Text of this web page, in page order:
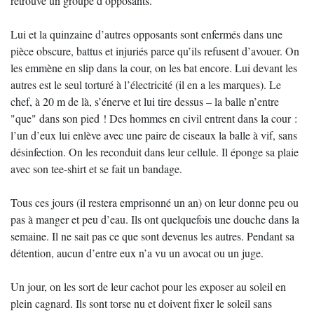
Lui et la quinzaine d’autres opposants sont enfermés dans une
pièce obscure, battus et injuriés parce qu’ils refusent d’avouer. On
les emmène en slip dans la cour, on les bat encore. Lui devant les
autres est le seul torturé à l’électricité (il en a les marques). Le
chef, à 20 m de là, s’énerve et lui tire dessus – la balle n’entre
"que" dans son pied ! Des hommes en civil entrent dans la cour :
l’un d’eux lui enlève avec une paire de ciseaux la balle à vif, sans
désinfection. On les reconduit dans leur cellule. Il éponge sa plaie
avec son tee-shirt et se fait un bandage.
Tous ces jours (il restera emprisonné un an) on leur donne peu ou
pas à manger et peu d’eau. Ils ont quelquefois une douche dans la
semaine. Il ne sait pas ce que sont devenus les autres. Pendant sa
détention, aucun d’entre eux n’a vu un avocat ou un juge.
Un jour, on les sort de leur cachot pour les exposer au soleil en
plein cagnard. Ils sont torse nu et doivent fixer le soleil sans